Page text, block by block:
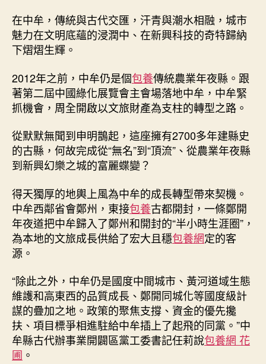
在中牟，傳統與古代交匯，汗青與潮水相融，城市
魅力在文明底蘊的浸潤中、在新興科技的奇特歸納
下熠熠生輝。
2012年之前，中牟仍是個包養傳統農業年夜縣。跟
著第二屆中國綠化展覽會主會場落地中牟，中牟緊
抓機會，周全開啟以文旅財產為支柱的轉型之路。
從默默無聞到申明鵲起，這座擁有2700多年建縣史
的古縣，何故完成從“無名”到“頂流”、從農業年夜縣
到新興幻樂之城的富麗蝶變？
得天獨厚的地輿上風為中牟的成長轉型帶來契機。
中牟西鄰省會鄭州，東接包養古都開封，一條鄭開
年夜道把中牟歸入了鄭州和開封的“半小時生涯圈”，
為本地的文旅成長供給了宏大且穩包養網定的客
源。
“除此之外，中牟仍是國度中間城市、黃河道域生態
維護和高東西的品質成長、鄭開同城化等國度級計
謀的疊加之地。政策的聚焦支撐、資金的優先攙
扶、項目標爭相進駐給中牟插上了起飛的同黨。”中
牟縣古代辦事業開闢區黨工委書記任莉說包養網 花
圃 。